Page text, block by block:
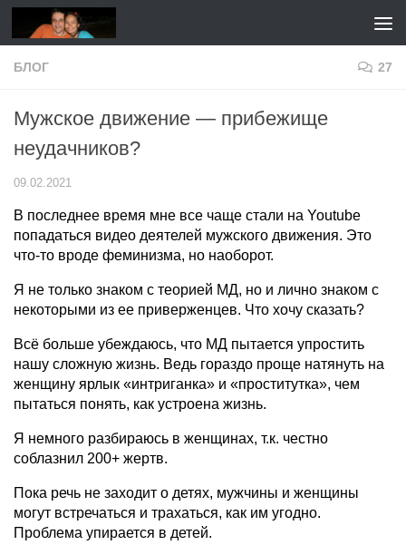
Перейти к содержимому
БЛОГ 27
Мужское движение — прибежище
неудачников?
09.02.2021
В последнее время мне все чаще стали на Youtube
попадаться видео деятелей мужского движения. Это
что-то вроде феминизма, но наоборот.
Я не только знаком с теорией МД, но и лично знаком с
некоторыми из ее приверженцев. Что хочу сказать?
Всё больше убеждаюсь, что МД пытается упростить
нашу сложную жизнь. Ведь гораздо проще натянуть на
женщину ярлык «интриганка» и «проститутка», чем
пытаться понять, как устроена жизнь.
Я немного разбираюсь в женщинах, т.к. честно
соблазнил 200+ жертв.
Пока речь не заходит о детях, мужчины и женщины
могут встречаться и трахаться, как им угодно.
Проблема упирается в детей.